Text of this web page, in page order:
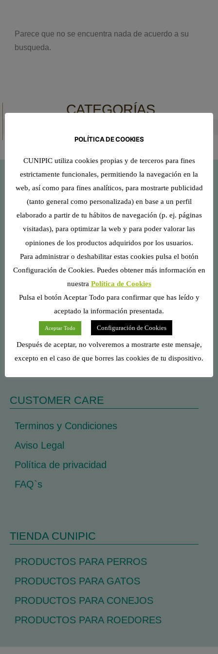
Parece que no se encuentra nada de acuerdo a su
busqueda.
CATEGORÍAS
Recomendado por veterinarios
CONTACTO
Calle Estació, 54, 25680 Vallfogona de
Balaguer, Lleida, España.
info@cunipic.com
CUSTOMER CARE
Terminos y Condiciones
Aviso Legal
Política de privacidad
FAQ`s
TIENDA CUNIPIC
PRODUCTOS PARA PERROS
PRODUCTOS PARA GATOS
PRODUCTOS PARA CONEJOS
PRODUCTOS PARA ROEDORES
POLÍTICA DE COOKIES
CUNIPIC utiliza cookies propias y de terceros para fines
estrictamente funcionales, permitiendo la navegación en la
web, así como para fines analíticos, para mostrarte publicidad
(tanto general como personalizada) en base a un perfil
elaborado a partir de tu hábitos de navegación (p. ej. páginas
visitadas), para optimizar la web y para poder valorar las
opiniones de los productos adquiridos por los usuarios.
Para administrar o deshabilitar estas cookies pulsa el botón
Configuración de Cookies. Puedes obtener más información en
nuestra Política de Cookies
Pulsa el botón Aceptar Todo para confirmar que has leído y
aceptado la información presentada.
Aceptar Todo Configuración de Cookies
Después de aceptar, no volveremos a mostrarte este mensaje,
excepto en el caso de que borres las cookies de tu dispositivo.